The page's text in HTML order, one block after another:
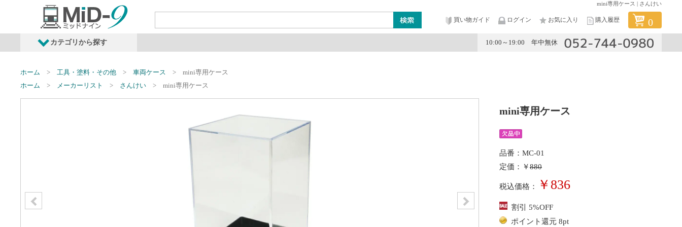
mini専用ケース | さんけい
買い物ガイド ログイン お気に入り 購入履歴 0
カテゴリから探す 10:00～19:00 年中無休
発売予定商品 鉄道車両・オプション
ホーム 工具・塗料・その他 車両ケース
mini専用ケース
ホーム
メーカーリスト さんけい mini専用ケース
mini専用ケース
品番：MC-01
定価：￥880
税込価格： ￥836
割引 5%OFF
ポイント還元 8pt